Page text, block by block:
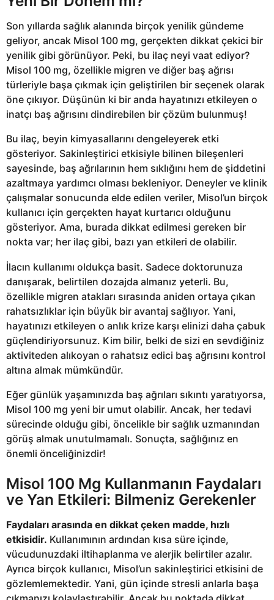
Son yıllarda sağlık alanında birçok yenilik gündeme
geliyor, ancak Misol 100 mg, gerçekten dikkat çekici bir
yenilik gibi görünüyor. Peki, bu ilaç neyi vaat ediyor?
Misol 100 mg, özellikle migren ve diğer baş ağrısı
türleriyle başa çıkmak için geliştirilen bir seçenek olarak
öne çıkıyor. Düşünün ki bir anda hayatınızı etkileyen o
inatçı baş ağrısını dindirebilen bir çözüm bulunmuş!
Bu ilaç, beyin kimyasallarını dengeleyerek etki
gösteriyor. Sakinleştirici etkisiyle bilinen bileşenleri
sayesinde, baş ağrılarının hem sıklığını hem de şiddetini
azaltmaya yardımcı olması bekleniyor. Deneyler ve klinik
çalışmalar sonucunda elde edilen veriler, Misol’un birçok
kullanıcı için gerçekten hayat kurtarıcı olduğunu
gösteriyor. Ama, burada dikkat edilmesi gereken bir
nokta var; her ilaç gibi, bazı yan etkileri de olabilir.
İlacın kullanımı oldukça basit. Sadece doktorunuza
danışarak, belirtilen dozajda almanız yeterli. Bu,
özellikle migren atakları sırasında aniden ortaya çıkan
rahatsızlıklar için büyük bir avantaj sağlıyor. Yani,
hayatınızı etkileyen o anlık krize karşı elinizi daha çabuk
güçlendiriyorsunuz. Kim bilir, belki de sizi en sevdiğiniz
aktiviteden alıkoyan o rahatsız edici baş ağrısını kontrol
altına almak mümkündür.
Eğer günlük yaşamınızda baş ağrıları sıkıntı yaratıyorsa,
Misol 100 mg yeni bir umut olabilir. Ancak, her tedavi
sürecinde olduğu gibi, öncelikle bir sağlık uzmanından
görüş almak unutulmamalı. Sonuçta, sağlığınız en
önemli önceliğinizdir!
Misol 100 Mg Kullanmanın Faydaları
ve Yan Etkileri: Bilmeniz Gerekenler
Faydaları arasında en dikkat çeken madde, hızlı
etkisidir. Kullanımının ardından kısa süre içinde,
vücudunuzdaki iltihaplanma ve alerjik belirtiler azalır.
Ayrıca birçok kullanıcı, Misol’un sakinleştirici etkisini de
gözlemlemektedir. Yani, gün içinde stresli anlarla başa